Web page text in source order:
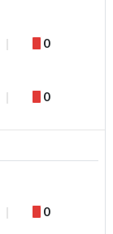
0
0
0